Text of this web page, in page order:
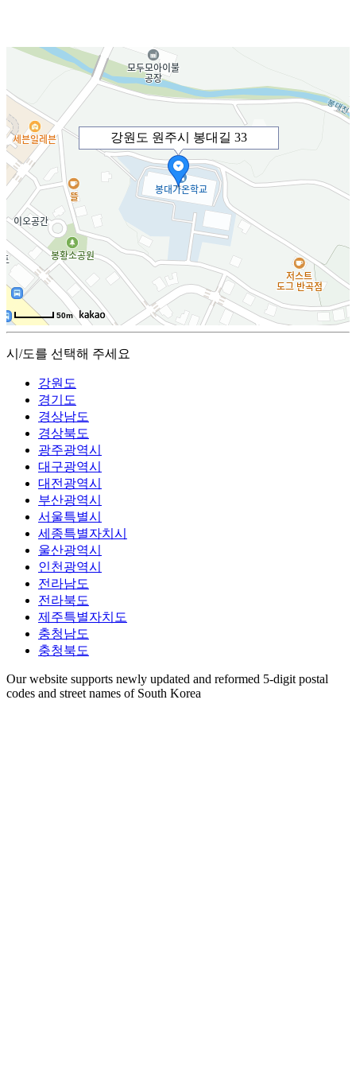
강원도 원주시 봉대길 33
50m
시/도를 선택해 주세요
강원도
경기도
경상남도
경상북도
광주광역시
대구광역시
대전광역시
부산광역시
서울특별시
세종특별자치시
울산광역시
인천광역시
전라남도
전라북도
제주특별자치도
충청남도
충청북도
Our website supports newly updated and reformed 5-digit postal
codes and street names of South Korea